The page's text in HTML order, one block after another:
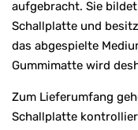
aufgebracht. Sie
Schallplatte und
das abgespielte
Gummimatte wird
Zum Lieferumfang
Schallplatte